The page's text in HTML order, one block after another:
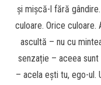
și mișcă-l fără
culoare. Orice culoare.
ascultă – nu cu
senzație – aceea
– acela ești tu, ego-ul.